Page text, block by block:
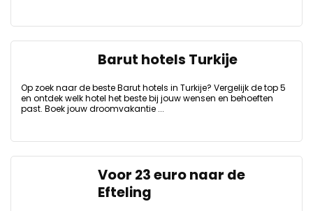
Barut hotels Turkije
Op zoek naar de beste Barut hotels in Turkije? Vergelijk de top 5
en ontdek welk hotel het beste bij jouw wensen en behoeften
past. Boek jouw droomvakantie ...
Voor 23 euro naar de
Efteling